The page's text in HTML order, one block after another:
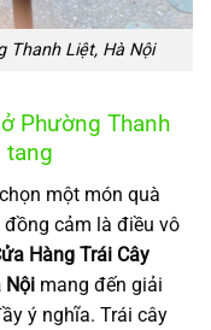
Thanh Liệt, Hà Nội
Phường Thanh
tang
một món quà
cảm là điều vô
Hàng Trái Cây
Nội mang đến giải
ý nghĩa. Trái cây